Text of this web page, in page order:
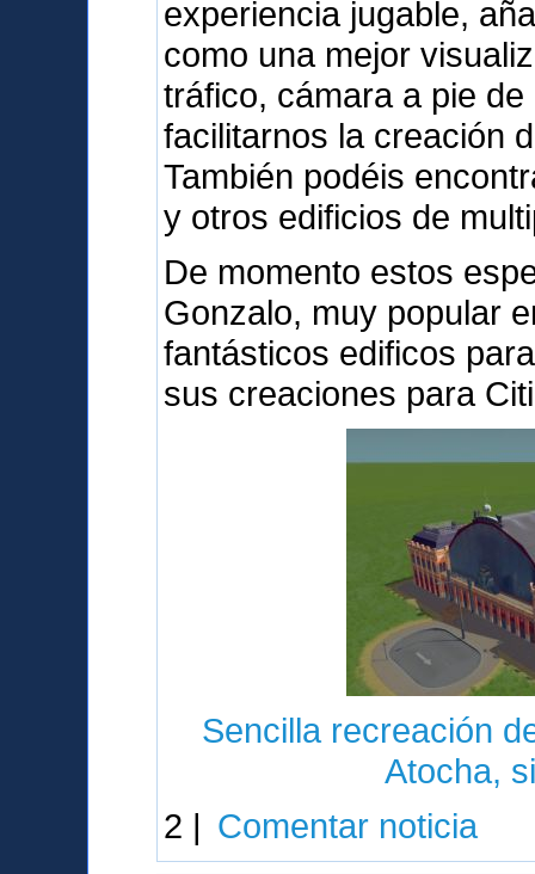
experiencia jugable,
como una mejor
tráfico, cámara a pie
facilitarnos la creación
También podéis
y otros edificios de
De momento estos
Gonzalo, muy popular
fantásticos edificos
sus creaciones para
Sencilla recreación
Atocha,
2 | Comentar noticia